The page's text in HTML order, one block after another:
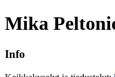
Mika
Info